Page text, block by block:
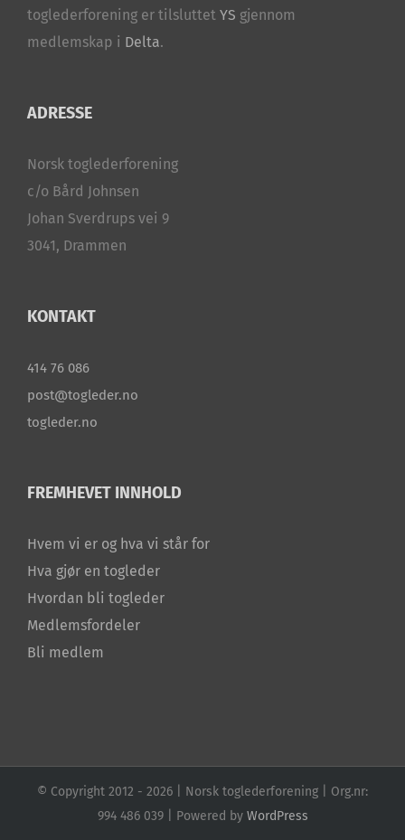
toglederforening er tilsluttet YS gjennom
medlemskap i Delta.
ADRESSE
Norsk toglederforening
c/o Bård Johnsen
Johan Sverdrups vei 9
3041, Drammen
KONTAKT
414 76 086
post@togleder.no
togleder.no
FREMHEVET INNHOLD
Hvem vi er og hva vi står for
Hva gjør en togleder
Hvordan bli togleder
Medlemsfordeler
Bli medlem
© Copyright 2012 - 2026 | Norsk toglederforening | Org.nr:
994 486 039 | Powered by WordPress